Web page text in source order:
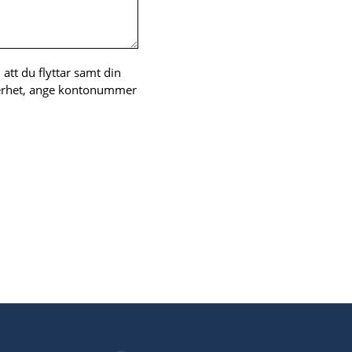
att du flyttar samt din
ange kontonummer